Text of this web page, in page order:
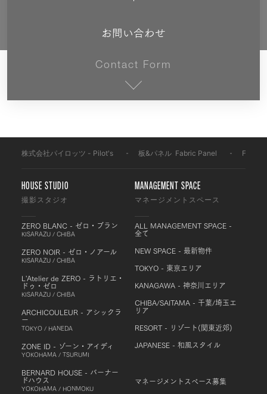
お問い合わせ
Contact Form
株式会社パイロッツ - Pilot's 板&パネル Fabric Panel FP007
HOUSE STUDIO
撮影スタジオ
ZERO BLANC - ゼロ・ブラン
KISARAZU / CHIBA
ZERO NOIR - ゼロ・ノアール
KISARAZU / CHIBA
L'Atelier de ZERO - ラトリエ・
ドゥ・ゼロ
KISARAZU / CHIBA
ARCHICOULEUR - アシックラ
ー
TOKYO / HANEDA
ZONE ID - ゾーン・アイディ
YOKOHAMA / TSURUMI
BERNARD HOUSE - バーナー
ドハウス
YOKOHAMA / HONMOKU
MANAGEMENT SPACE
マネージメントスペース
ALL MANAGEMENT SPACE -
全て
NEW SPACE - 最新物件
TOKYO - 東京エリア
KANAGAWA - 神奈川エリア
CHIBA/SAITAMA - 千葉/埼玉エ
リア
RESORT - リゾート(関東近郊)
JAPANESE - 和風スタイル
マネージメントスペース募集